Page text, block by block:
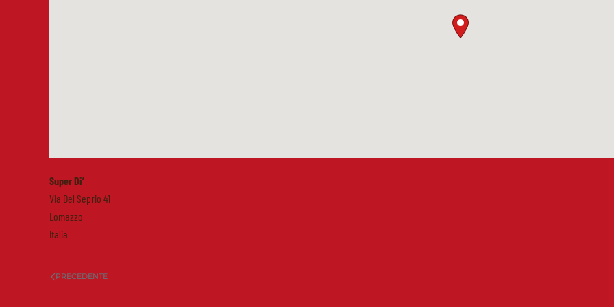
Super Di’
Via Del Seprio 41
Lomazzo
Italia
PRECEDENTE